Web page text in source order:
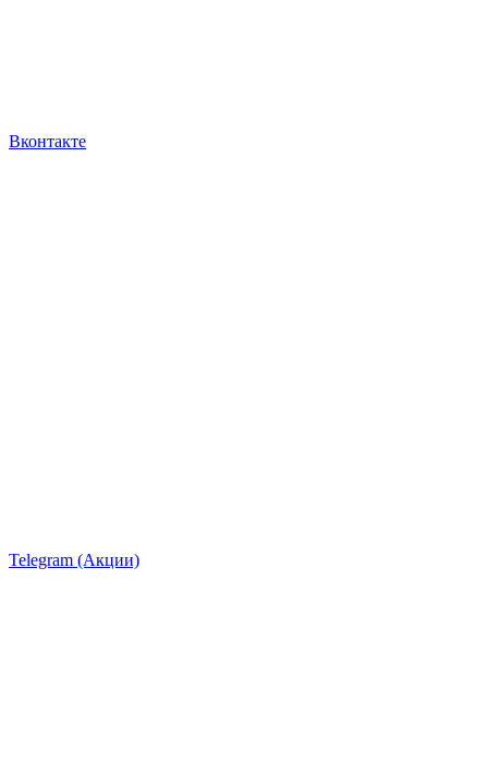
Вконтакте
Telegram (Акции)